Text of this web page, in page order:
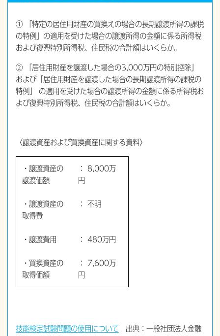
① 「特定の居住用財産の買換えの場合の長期譲渡所得の課税
の特例」の適用を受けた場合の譲渡所得の金額に係る所得税
および復興特別所得税、住民税の合計額はいくらか。
② 「居住用財産を譲渡した場合の3,000万円の特別控除」
および「居住用財産を譲渡した場合の長期譲渡所得の課税の
特例」 の適用を受けた場合の譲渡所得の金額に係る所得税お
よび復興特別所得税、住民税の合計額はいくらか。
〈譲渡資産および買換資産に関する資料〉
・譲渡資産の
譲渡価額
： 8,000万
円
・譲渡資産の
取得費
： 不明
・譲渡費用 ： 480万円
・買換資産の
取得価額
： 7,600万
円
技能検定試験問題の使用について 出典：一般社団法人金融